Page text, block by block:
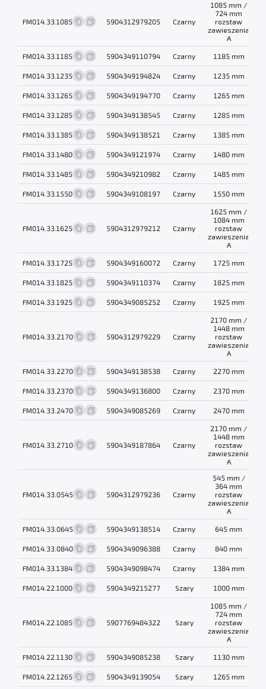
FM014.33.1085 5904312979205 Czarny
1085 mm /
724 mm
rozstaw
zawieszenia
A
FM014.33.1185 5904349110794 Czarny 1185 mm
FM014.33.1235 5904349194824 Czarny 1235 mm
FM014.33.1265 5904349194770 Czarny 1265 mm
FM014.33.1285 5904349138545 Czarny 1285 mm
FM014.33.1385 5904349138521 Czarny 1385 mm
FM014.33.1480 5904349121974 Czarny 1480 mm
FM014.33.1485 5904349210982 Czarny 1485 mm
FM014.33.1550 5904349108197 Czarny 1550 mm
FM014.33.1625 5904312979212 Czarny
1625 mm /
1084 mm
rozstaw
zawieszenia
A
FM014.33.1725 5904349160072 Czarny 1725 mm
FM014.33.1825 5904349110374 Czarny 1825 mm
FM014.33.1925 5904349085252 Czarny 1925 mm
FM014.33.2170 5904312979229 Czarny
2170 mm /
1448 mm
rozstaw
zawieszenia
A
FM014.33.2270 5904349138538 Czarny 2270 mm
FM014.33.2370 5904349136800 Czarny 2370 mm
FM014.33.2470 5904349085269 Czarny 2470 mm
FM014.33.2710 5904349187864 Czarny
2170 mm /
1448 mm
rozstaw
zawieszenia
A
FM014.33.0545 5904312979236 Czarny
545 mm /
364 mm
rozstaw
zawieszenia
A
FM014.33.0645 5904349138514 Czarny 645 mm
FM014.33.0840 5904349096388 Czarny 840 mm
FM014.33.1384 5904349098474 Czarny 1384 mm
FM014.22.1000 5904349215277 Szary 1000 mm
FM014.22.1085 5907769484322 Szary
1085 mm /
724 mm
rozstaw
zawieszenia
A
FM014.22.1130 5904349085238 Szary 1130 mm
FM014.22.1265 5904349139054 Szary 1265 mm